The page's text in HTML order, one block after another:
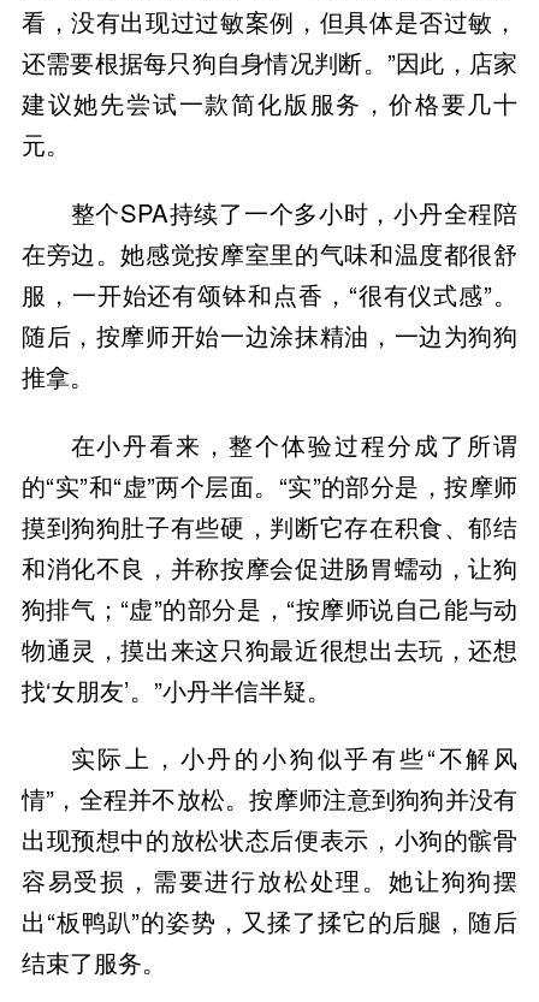
看，没有出现过过敏案例，但具体是否过敏，
还需要根据每只狗自身情况判断。”因此，店家
建议她先尝试一款简化版服务，价格要几十
元。
整个SPA持续了一个多小时，小丹全程陪
在旁边。她感觉按摩室里的气味和温度都很舒
服，一开始还有颂钵和点香，“很有仪式感”。
随后，按摩师开始一边涂抹精油，一边为狗狗
推拿。
在小丹看来，整个体验过程分成了所谓
的“实”和“虚”两个层面。“实”的部分是，按摩师
摸到狗狗肚子有些硬，判断它存在积食、郁结
和消化不良，并称按摩会促进肠胃蠕动，让狗
狗排气；“虚”的部分是，“按摩师说自己能与动
物通灵，摸出来这只狗最近很想出去玩，还想
找‘女朋友’。”小丹半信半疑。
实际上，小丹的小狗似乎有些“不解风
情”，全程并不放松。按摩师注意到狗狗并没有
出现预想中的放松状态后便表示，小狗的髌骨
容易受损，需要进行放松处理。她让狗狗摆
出“板鸭趴”的姿势，又揉了揉它的后腿，随后
结束了服务。